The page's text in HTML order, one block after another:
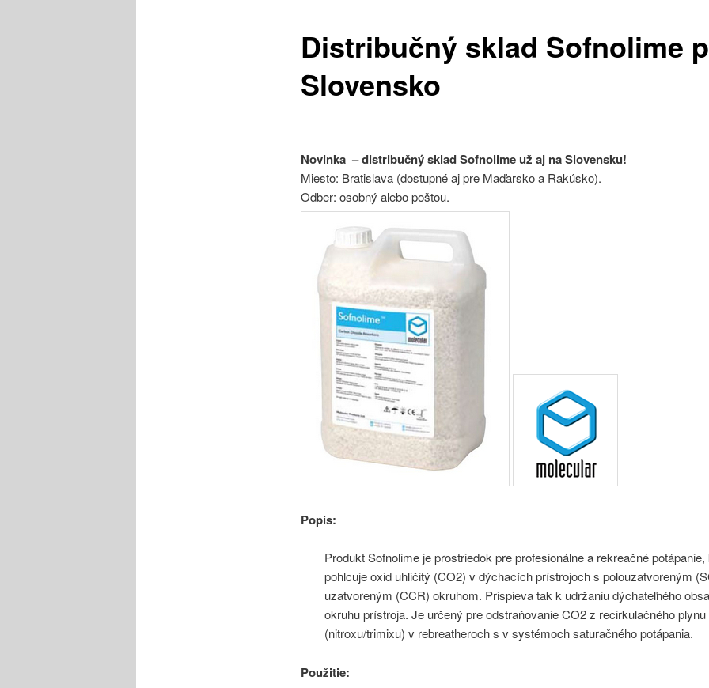
Distribučný sklad Sofnolime
Slovensko
Novinka – distribučný sklad Sofnolime už aj na Slovensku!
Miesto: Bratislava (dostupné aj pre Maďarsko a Rakúsko).
Odber: osobný alebo poštou.
Popis:
Produkt Sofnolime je prostriedok pre profesionálne a rekreačné
pohlcuje oxid uhličitý (CO2) v dýchacích prístrojoch s polouzatvoreným
uzatvoreným (CCR) okruhom. Prispieva tak k udržaniu dýchateľného
okruhu prístroja. Je určený pre odstraňovanie CO2 z recirkulačného plynu
(nitroxu/trimixu) v rebreatheroch s v systémoch saturačného potápania.
Použitie: